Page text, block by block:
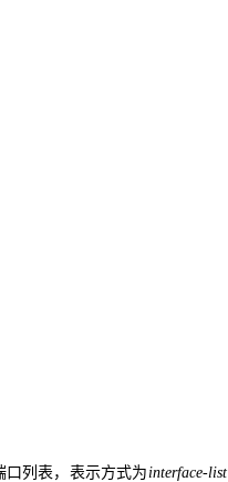
口列表，表示方式为 interface-list